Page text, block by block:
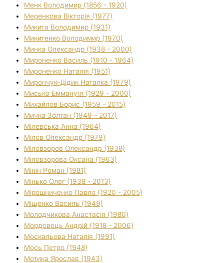
Менк Володимир (1856 - 1920)
Меренкова Вікторія (1977)
Микита Володимир (1931)
Микитенко Володимир (1970)
Минка Олександр (1938 - 2000)
Мироненко Василь (1910 - 1964)
Мироненко Наталія (1951)
Мирончук-Дідик Наталка (1979)
Мисько Еммануїл (1929 - 2000)
Михайлов Борис (1959 - 2015)
Мичка Золтан (1949 - 2017)
Мілевська Анна (1964)
Мілов Олександр (1979)
Міловзоров Олександр (1938)
Міловзорова Оксана (1963)
Мінін Роман (1981)
Мінько Олег (1938 - 2013)
Мірошниченко Павло (1920 - 2005)
Міщенко Василь (1949)
Молодчикова Анастасія (1980)
Мордовець Андрій (1918 - 2006)
Москальова Наталія (1991)
Мось Петро (1948)
Мотика Ярослав (1943)